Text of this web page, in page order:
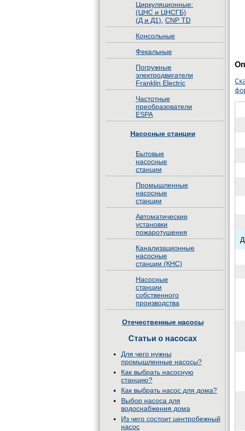
Циркуляционные:
(ЦНС и ЦНСГБ)
(Д и Д1) CNP TD
Консольные
Фекальные
Погружные
электродвигатели
Franklin Electric
Частотные
преобразователи
ESPA
Насосные станции
Бытовые
насосные
станции
Промышленные
насосные
станции
Автоматические
установки
пожаротушения
Канализационные
насосные
станции (КНС)
Насосные
станции
собственного
производства
Отечественные насосы
Статьи о насосах
Для чего нужны
промышленные насосы?
Как выбрать насосную
станцию?
Как выбрать насос для дома?
Выбор насоса для
водоснабжения дома
Из чего состоит центробежный
насос